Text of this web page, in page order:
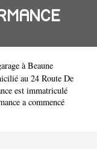
à Beaune
au 24 Route De
est immatriculé
a commencé